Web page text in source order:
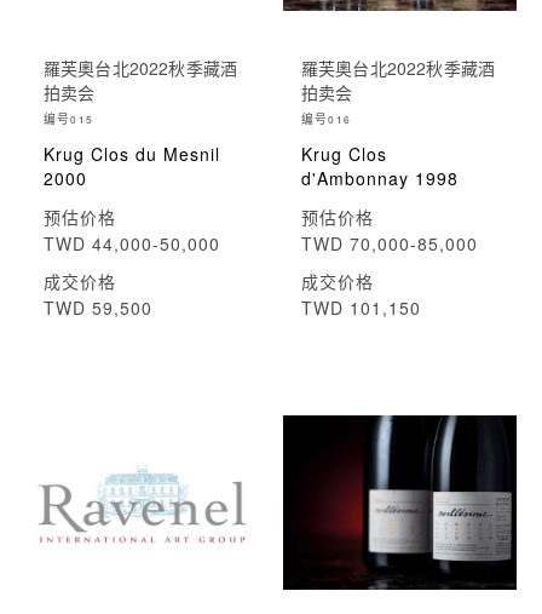
羅芙奧台北2022秋季藏酒
拍卖会
编号015
Krug Clos du Mesnil
2000
预估价格
TWD 44,000-50,000
成交价格
TWD 59,500
羅芙奧台北2022秋季藏酒
拍卖会
编号016
Krug Clos
d'Ambonnay 1998
预估价格
TWD 70,000-85,000
成交价格
TWD 101,150